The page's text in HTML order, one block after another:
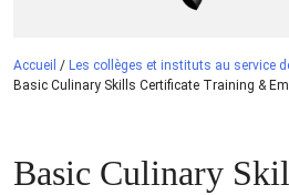
Accueil / Les collèges et instituts au service
Basic Culinary Skills Certificate Training &
Basic Culinary